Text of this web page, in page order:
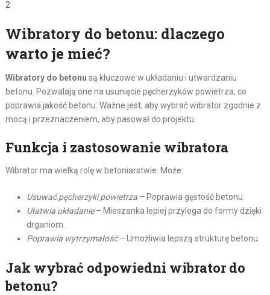
2
Wibratory do betonu: dlaczego
warto je mieć?
Wibratory do betonu są kluczowe w układaniu i utwardzaniu
betonu. Pozwalają one na usunięcie pęcherzyków powietrza, co
poprawia jakość betonu. Ważne jest, aby wybrać wibrator zgodnie z
mocą i przeznaczeniem, aby pasował do projektu.
Funkcja i zastosowanie wibratora
Wibrator ma wielką rolę w betoniarstwie. Może:
Usuwać pęcherzyki powietrza– Poprawia gęstość betonu.
Ułatwia układanie– Mieszanka lepiej przylega do formy dzięki
drganiom.
Poprawia wytrzymałość– Umożliwia lepszą strukturę betonu.
Jak wybrać odpowiedni wibrator do
betonu?